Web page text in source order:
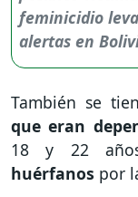
También se
que eran
18 y 22
huérfanos por